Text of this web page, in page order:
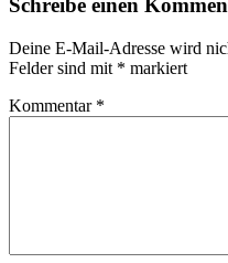
Schreibe einen
Deine E-Mail-Adresse wird
Felder sind mit * markiert
Kommentar *